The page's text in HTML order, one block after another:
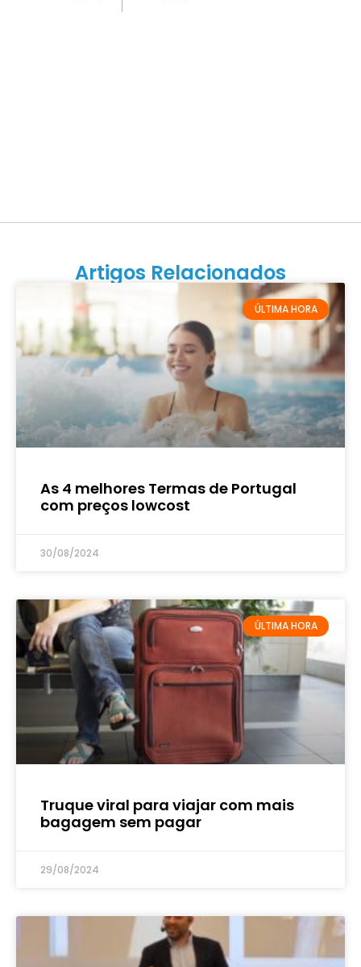
Artigos Relacionados
ÚLTIMA HORA
As 4 melhores Termas de Portugal
com preços lowcost
30/08/2024
ÚLTIMA HORA
Truque viral para viajar com mais
bagagem sem pagar
29/08/2024